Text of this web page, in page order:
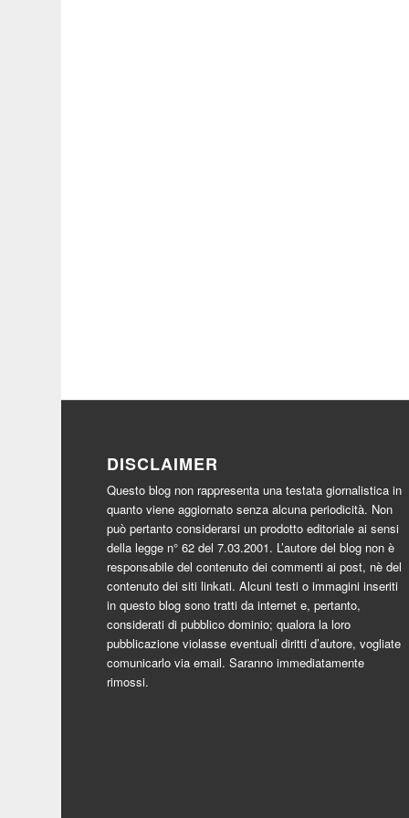
DISCLAIMER
Questo blog non rappresenta una testata giornalistica in
quanto viene aggiornato senza alcuna periodicità. Non
può pertanto considerarsi un prodotto editoriale ai sensi
della legge n° 62 del 7.03.2001. L’autore del blog non è
responsabile del contenuto dei commenti ai post, nè del
contenuto dei siti linkati. Alcuni testi o immagini inseriti
in questo blog sono tratti da internet e, pertanto,
considerati di pubblico dominio; qualora la loro
pubblicazione violasse eventuali diritti d’autore, vogliate
comunicarlo via email. Saranno immediatamente
rimossi.